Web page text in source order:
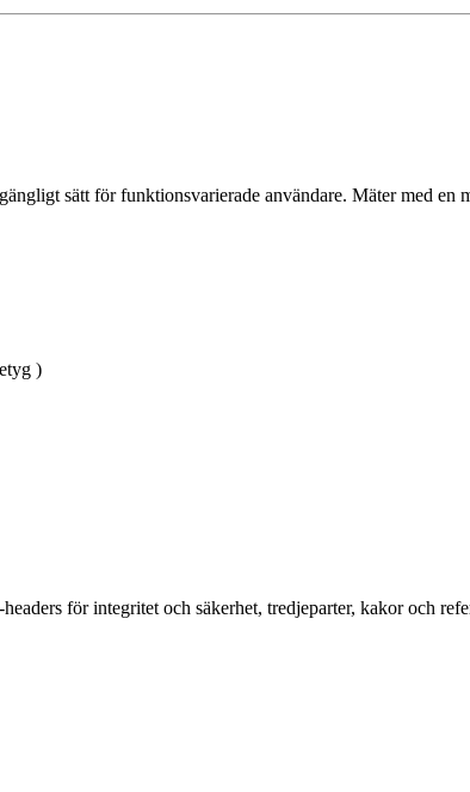
sätt för funktionsvarierade användare. Mäter med en
)
för integritet och säkerhet, tredjeparter, kakor och